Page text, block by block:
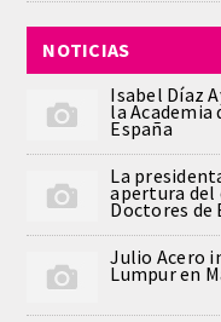
SUPERNUMERARIOS
HONOR
HISTÓRICO DE
Número
NOTICIAS
Isabel Díaz
la Academia
España
La
apertura del
Doctores de
Julio Acero
Lumpur en